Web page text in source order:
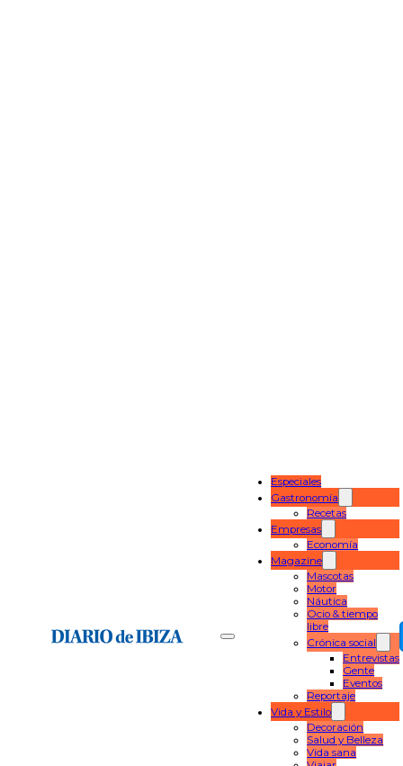
Especiales
Gastronomía
Recetas
Empresas
Economía
Magazine
Mascotas
Motor
Náutica
Ocio & tiempo
libre
Crónica social
Entrevistas
Gente
Eventos
Reportaje
Vida y Estilo
Decoración
Salud y Belleza
Vida sana